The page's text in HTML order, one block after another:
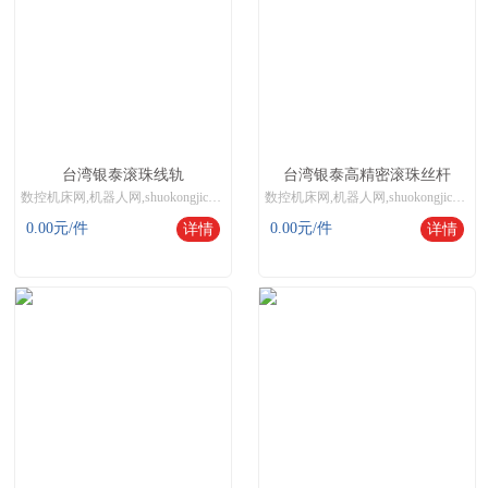
台湾银泰滚珠线轨
数控机床网,机器人网,shuokongjichuang
0.00元/件 详情
台湾银泰高精密滚珠丝杆
数控机床网,机器人网,shuokongjichuang
0.00元/件 详情